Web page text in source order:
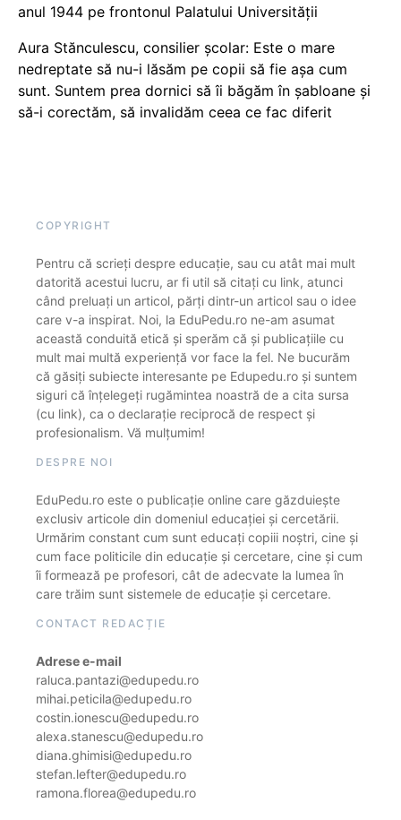
anul 1944 pe frontonul Palatului Universității
Aura Stănculescu, consilier școlar: Este o mare
nedreptate să nu-i lăsăm pe copii să fie așa cum
sunt. Suntem prea dornici să îi băgăm în șabloane și
să-i corectăm, să invalidăm ceea ce fac diferit
COPYRIGHT
Pentru că scrieți despre educație, sau cu atât mai mult
datorită acestui lucru, ar fi util să citați cu link, atunci
când preluați un articol, părți dintr-un articol sau o idee
care v-a inspirat. Noi, la EduPedu.ro ne-am asumat
această conduită etică și sperăm că și publicațiile cu
mult mai multă experiență vor face la fel. Ne bucurăm
că găsiți subiecte interesante pe Edupedu.ro și suntem
siguri că înțelegeți rugămintea noastră de a cita sursa
(cu link), ca o declarație reciprocă de respect și
profesionalism. Vă mulțumim!
DESPRE NOI
EduPedu.ro este o publicație online care găzduiește
exclusiv articole din domeniul educației și cercetării.
Urmărim constant cum sunt educați copiii noștri, cine și
cum face politicile din educație și cercetare, cine și cum
îi formează pe profesori, cât de adecvate la lumea în
care trăim sunt sistemele de educație și cercetare.
CONTACT REDACȚIE
Adrese e-mail
raluca.pantazi@edupedu.ro
mihai.peticila@edupedu.ro
costin.ionescu@edupedu.ro
alexa.stanescu@edupedu.ro
diana.ghimisi@edupedu.ro
stefan.lefter@edupedu.ro
ramona.florea@edupedu.ro